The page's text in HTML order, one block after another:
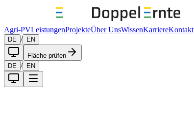
Agri-PVLeistungenProjekteÜber UnsWissenKarriereKontakt
DE / EN
Fläche prüfen
DE / EN